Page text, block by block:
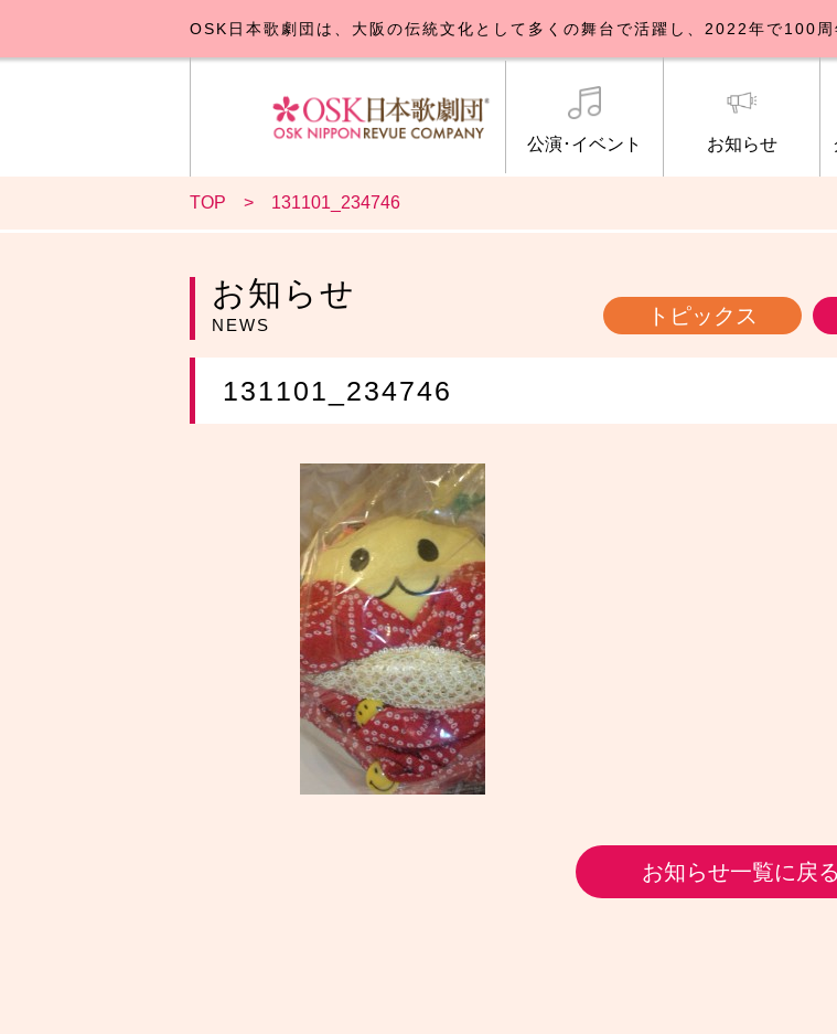
OSK日本歌劇団は、大阪の伝統文化として多くの舞台で活躍し、2022年で100周
公演･イベント お知らせ
OSK日本歌劇団について
TOP 131101_234746
お知らせ
NEWS トピックス
131101_234746
お知らせ一覧に戻る